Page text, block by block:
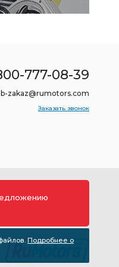
777-08-39
zakaz@rumotors.com
Заказать звонок
Подробнее о